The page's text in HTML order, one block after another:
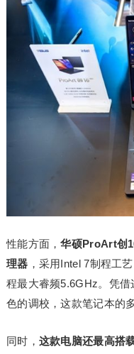
性能方面，华硕ProArt创
理器 ，采用Intel 7制程工
程最大睿频5.6GHz。凭
色的调校，这款笔记本的
同时， 这款电脑还最高搭